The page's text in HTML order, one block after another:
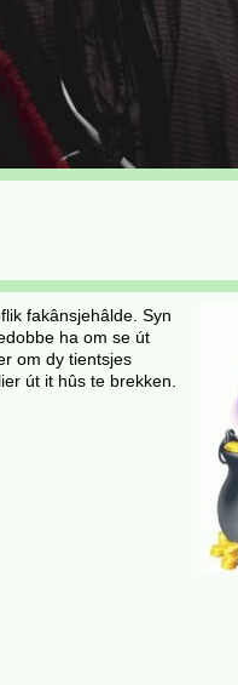
fakânsjehâlde. Syn
ha om se út
om dy tientsjes
út it hûs te brekken.